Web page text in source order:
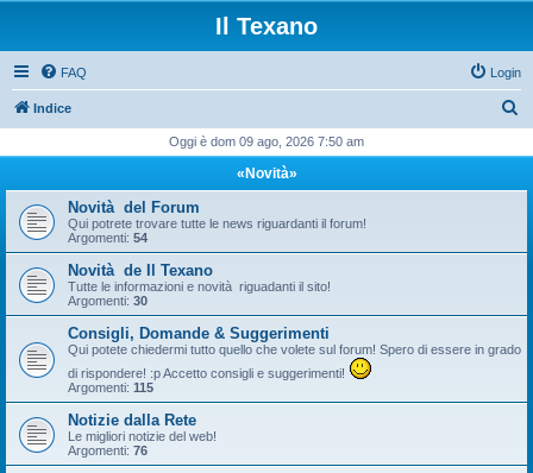
Il Texano
FAQ Login
Indice
c
Oggi è dom 09 ago, 2026 7:50 am
«Novità»
Novità del Forum
Qui potrete trovare tutte le news riguardanti il forum!
Argomenti: 54
Novità de Il Texano
Tutte le informazioni e novità riguadanti il sito!
Argomenti: 30
Consigli, Domande & Suggerimenti
Qui potete chiedermi tutto quello che volete sul forum! Spero di essere in grado
di rispondere! :p Accetto consigli e suggerimenti!
Argomenti: 115
Notizie dalla Rete
Le migliori notizie del web!
Argomenti: 76